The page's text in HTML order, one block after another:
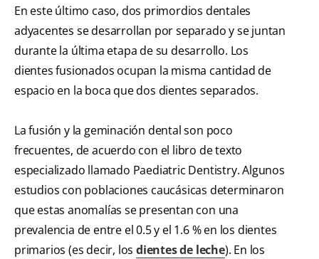
En este último caso, dos primordios dentales
adyacentes se desarrollan por separado y se juntan
durante la última etapa de su desarrollo. Los
dientes fusionados ocupan la misma cantidad de
espacio en la boca que dos dientes separados.
La fusión y la geminación dental son poco
frecuentes, de acuerdo con el libro de texto
especializado llamado Paediatric Dentistry. Algunos
estudios con poblaciones caucásicas determinaron
que estas anomalías se presentan con una
prevalencia de entre el 0.5 y el 1.6 % en los dientes
primarios (es decir, losdientes de leche). En los